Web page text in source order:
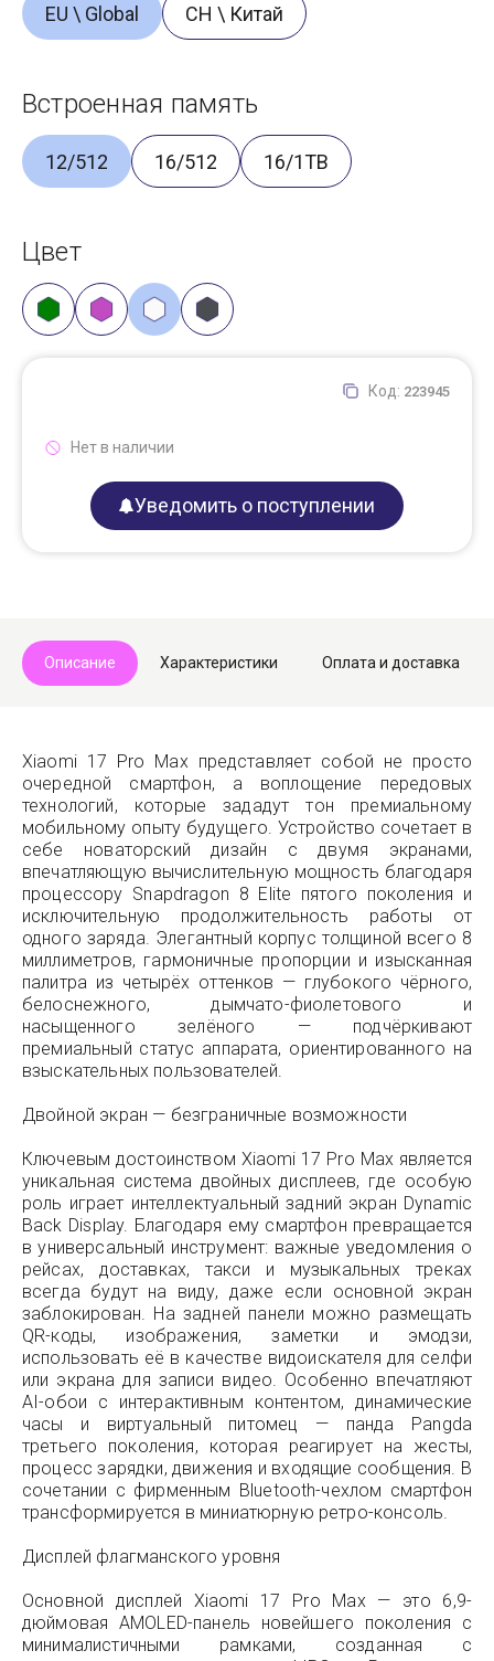
EU \ Global CH \ Китай
Встроенная память
12/512 16/512 16/1TB
Цвет
Код: 223945
Нет в наличии
Уведомить о поступлении
Описание Характеристики Оплата и доставка
Xiaomi 17 Pro Max представляет собой не просто
очередной смартфон, а воплощение передовых
технологий, которые зададут тон премиальному
мобильному опыту будущего. Устройство сочетает в
себе новаторский дизайн с двумя экранами,
впечатляющую вычислительную мощность благодаря
процессору Snapdragon 8 Elite пятого поколения и
исключительную продолжительность работы от
одного заряда. Элегантный корпус толщиной всего 8
миллиметров, гармоничные пропорции и изысканная
палитра из четырёх оттенков — глубокого чёрного,
белоснежного, дымчато-фиолетового и
насыщенного зелёного — подчёркивают
премиальный статус аппарата, ориентированного на
взыскательных пользователей.
Двойной экран — безграничные возможности
Ключевым достоинством Xiaomi 17 Pro Max является
уникальная система двойных дисплеев, где особую
роль играет интеллектуальный задний экран Dynamic
Back Display. Благодаря ему смартфон превращается
в универсальный инструмент: важные уведомления о
рейсах, доставках, такси и музыкальных треках
всегда будут на виду, даже если основной экран
заблокирован. На задней панели можно размещать
QR-коды, изображения, заметки и эмодзи,
использовать её в качестве видоискателя для селфи
или экрана для записи видео. Особенно впечатляют
AI-обои с интерактивным контентом, динамические
часы и виртуальный питомец — панда Pangda
третьего поколения, которая реагирует на жесты,
процесс зарядки, движения и входящие сообщения. В
сочетании с фирменным Bluetooth-чехлом смартфон
трансформируется в миниатюрную ретро-консоль.
Дисплей флагманского уровня
Основной дисплей Xiaomi 17 Pro Max — это 6,9-
дюймовая AMOLED-панель новейшего поколения с
минималистичными рамками, созданная с